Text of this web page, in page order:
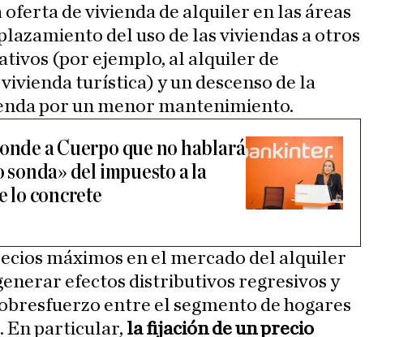
de vivienda de alquiler en las áreas
del uso de las viviendas a otros
(por ejemplo, al alquiler de
turística) y un descenso de la
por un menor mantenimiento.
a Cuerpo que no hablará
sonda» del impuesto a la
lo concrete
máximos en el mercado del alquiler
efectos distributivos regresivos y
entre el segmento de hogares
En particular, la fijación de un precio